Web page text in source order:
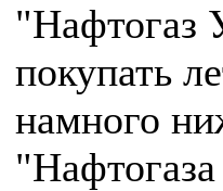
"Нафтогаз
покупать
намного